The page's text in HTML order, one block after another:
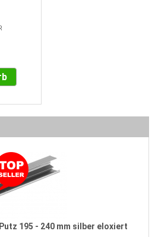
195 - 240 mm silber eloxiert